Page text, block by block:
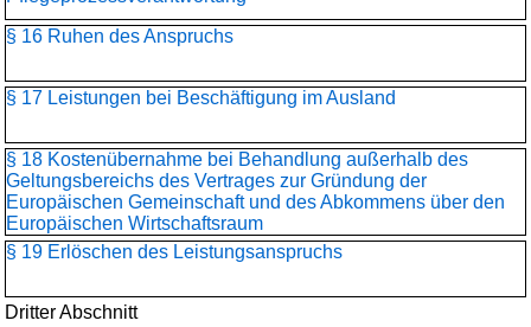
§ 16 Ruhen des Anspruchs
§ 17 Leistungen bei Beschäftigung im Ausland
§ 18 Kostenübernahme bei Behandlung außerhalb des
Geltungsbereichs des Vertrages zur Gründung der
Europäischen Gemeinschaft und des Abkommens über den
Europäischen Wirtschaftsraum
§ 19 Erlöschen des Leistungsanspruchs
Dritter Abschnitt